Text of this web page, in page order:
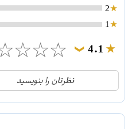
2
1
4.1
❯
☆
☆
☆
21
3
1
نظرتان را بنویسید